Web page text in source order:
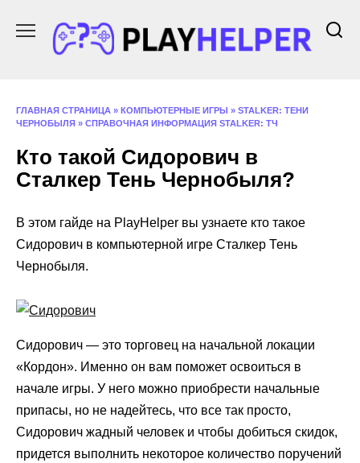
содержанию
ГЛАВНАЯ СТРАНИЦА » КОМПЬЮТЕРНЫЕ ИГРЫ » STALKER: ТЕНИ
ЧЕРНОБЫЛЯ » СПРАВОЧНАЯ ИНФОРМАЦИЯ STALKER: ТЧ
Кто такой Сидорович в
Сталкер Тень Чернобыля?
В этом гайде на PlayHelper вы узнаете кто такое
Сидорович в компьютерной игре Сталкер Тень
Чернобыля.
Сидорович — это торговец на начальной локации
«Кордон». Именно он вам поможет освоиться в
начале игры. У него можно приобрести начальные
припасы, но не надейтесь, что все так просто,
Сидорович жадный человек и чтобы добиться скидок,
придется выполнить некоторое количество поручений